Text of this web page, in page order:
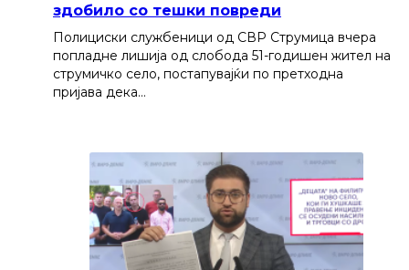
здобило со тешки повреди
Полициски службеници од СВР Струмица вчера
попладне лишија од слобода 51-годишен жител на
струмичко село, постапувајќи по претходна
пријава дека…